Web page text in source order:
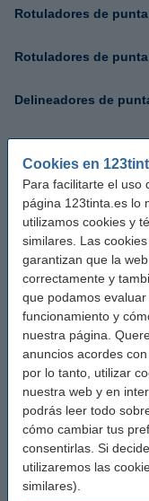
Cookies en
Para facilitarte el uso
página 123tinta.es lo
utilizamos cookies y
similares. Las
garantizan que la
correctamente y
que podamos evaluar
funcionamiento y
nuestra página.
anuncios acordes
por lo tanto, utilizar
nuestra web y en
podrás leer todo
cómo cambiar tus
consentirlas. Si
utilizaremos las
similares).
Rotuladores de
Rotuladores de
Delineadores de
Juegos de
Marca 123tinta (0,45
Stabilo Point 88 (0,4
Stabilo Sensor (0,3
Stabilo PointMax (0,8
BIC Intensity (0,4 mm)
Papermate Flair (1 mm)
Schneider Fineliner
Schneider Topwriter